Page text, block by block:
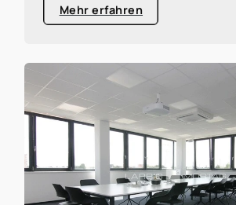
Mehr erfahren